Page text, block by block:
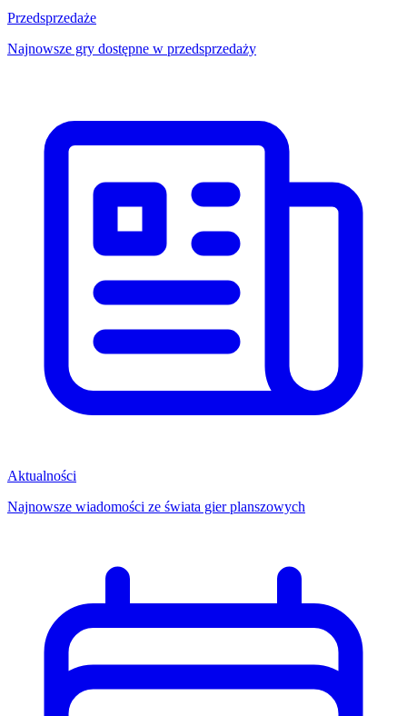
Przedsprzedaże
Najnowsze gry dostępne w przedsprzedaży
Aktualności
Najnowsze wiadomości ze świata gier planszowych